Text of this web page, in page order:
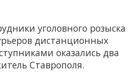
уголовного розыска
дистанционных
оказались два
Ставрополя.